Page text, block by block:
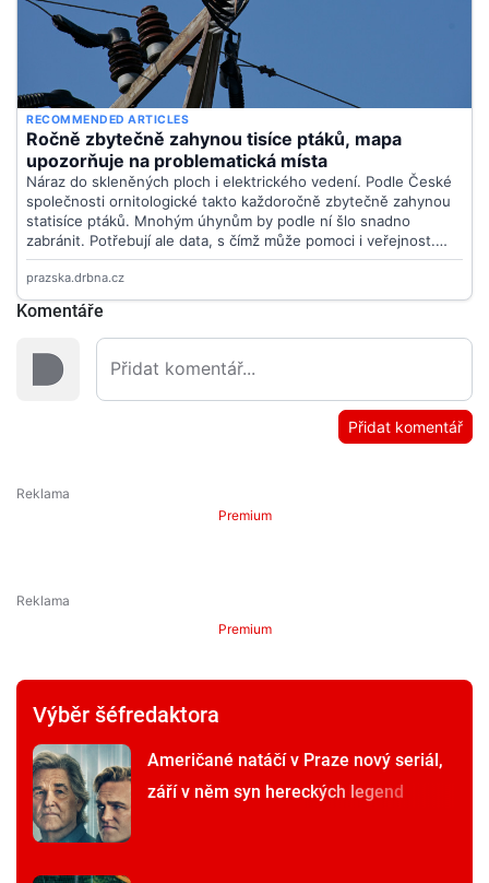
Komentáře
Přidat komentář
Premium
Premium
Výběr šéfredaktora
Američané natáčí v Praze nový seriál,
září v něm syn hereckých legend